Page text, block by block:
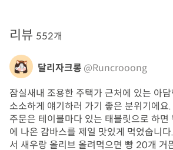
리뷰 552개
달리자크롱 @Runcrooong
잠실새내 조용한 주택가 근처에 있는 아
소소하게 얘기하러 가기 좋은 분위기에요
주문은 테이블마다 있는 태블릿으로 하면
에 나온 감바스를 제일 맛있게 먹었숩니
서 새우랑 올리브 올려먹으면 빵 20개 거